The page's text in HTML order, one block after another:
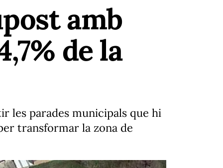
amb
de la
les parades municipals que hi
transformar la zona de